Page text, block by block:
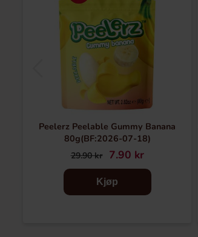
Peelerz Peelable Gummy Banana
80g(BF:2026-07-18)
29.90 kr 7.90 kr
Kjøp